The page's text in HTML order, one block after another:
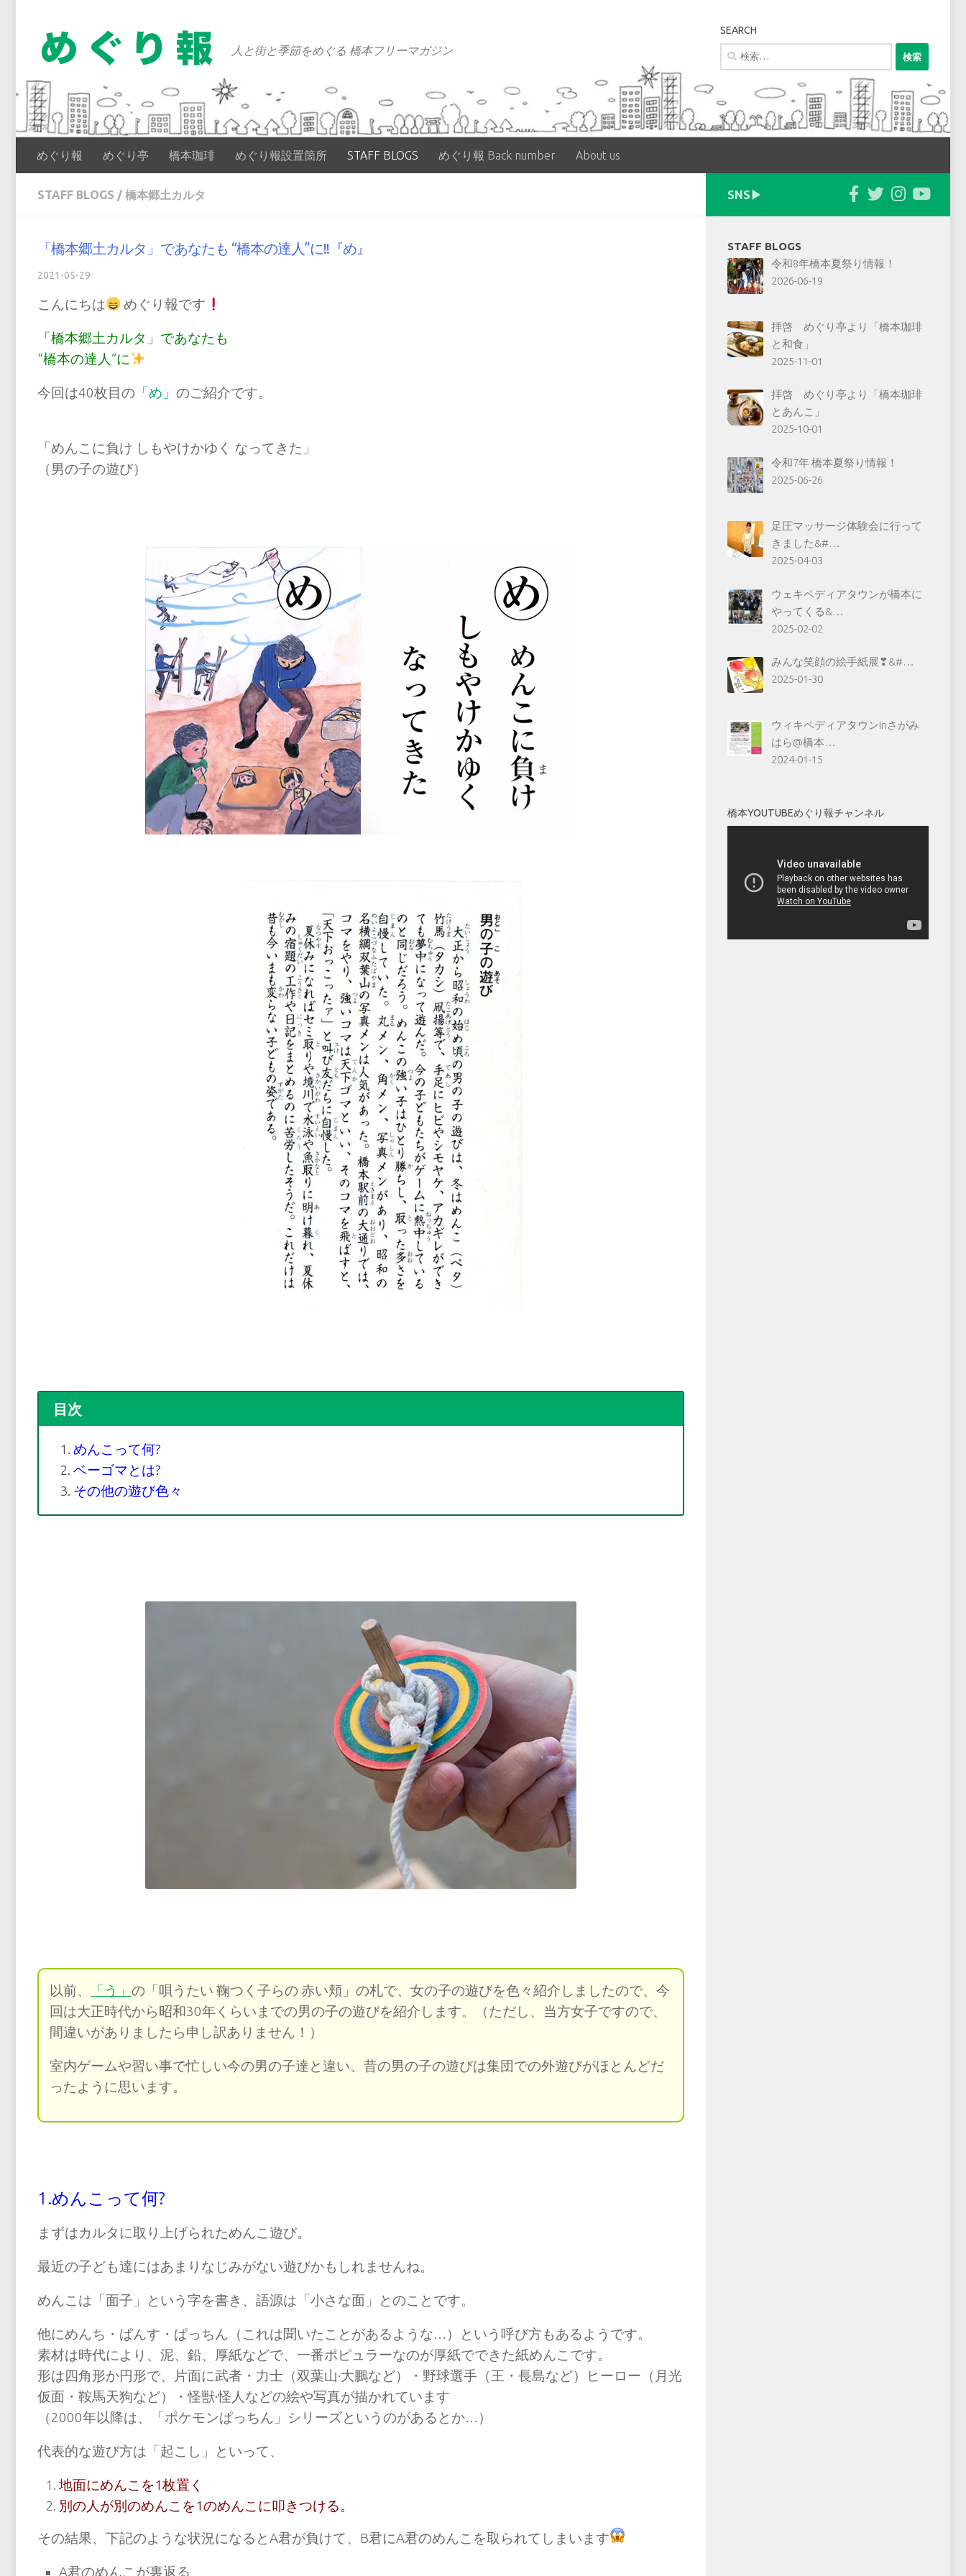
人と街と季節をめぐる 橋本フリーマガジン
SEARCH
検
索:
めぐり報 めぐり亭 橋本珈琲 めぐり報設置箇所 STAFF BLOGS めぐり報 Back number About us
STAFF BLOGS / 橋本郷土カルタ
「橋本郷土カルタ」であなたも “橋本の達人”に!!『め』
2021-05-29
こんにちは めぐり報です
「橋本郷土カルタ」であなたも
“橋本の達人”に
今回は40枚目の 「め」 のご紹介です。
「めんこに負け しもやけかゆく なってきた」
（男の子の遊び）
目次
めんこって何?
ベーゴマとは?
その他の遊び色々
以前、 「う」 の「唄うたい 鞠つく子らの 赤い頬」の札で、女の子の遊びを色々紹介しましたので、今
回は大正時代から昭和30年くらいまでの男の子の遊びを紹介します。
（ただし、当方女子ですので、
間違いがありましたら申し訳ありません！）
室内ゲームや習い事で忙しい今の男の子達と違い、昔の男の子の遊びは集団での外遊びがほとんどだ
ったように思います。
1.めんこって何?
まずはカルタに取り上げられためんこ遊び。
最近の子ども達にはあまりなじみがない遊びかもしれませんね。
めんこは「面子」という字を書き、語源は「小さな面」とのことです。
他にめんち・ぱんす・ぱっちん（これは聞いたことがあるような…）という呼び方もあるようです。
素材は時代により、泥、鉛、厚紙などで、一番ポピュラーなのが厚紙でできた紙めんこです。
形は四角形か円形で、片面に武者・力士（双葉山·大鵬など）・野球選手（王・長島など）ヒーロー（月光
仮面・鞍馬天狗など）・怪獣·怪人などの絵や写真が描かれています
（2000年以降は、「ポケモンぱっちん」シリーズというのがあるとか…）
代表的な遊び方は「起こし」といって、
地面にめんこを1枚置く
別の人が別のめんこを1のめんこに叩きつける。
その結果、下記のような状況になるとA君が負けて、B君にA君のめんこを取られてしまいます
A君のめんこが裏返る
SNS▶︎
STAFF BLOGS
令和8年橋本夏祭り情報！
2026-06-19
拝啓 めぐり亭より「橋本珈琲
と和食」
2025-11-01
拝啓 めぐり亭より「橋本珈琲
とあんこ」
2025-10-01
令和7年 橋本夏祭り情報！
2025-06-26
足圧マッサージ体験会に行って
きました&#…
2025-04-03
ウェキペディアタウンが橋本に
やってくる&…
2025-02-02
みんな笑顔の絵手紙展❣&#…
2025-01-30
ウィキペディアタウンinさがみ
はら@橋本…
2024-01-15
橋本YOUTUBEめぐり報チャンネル